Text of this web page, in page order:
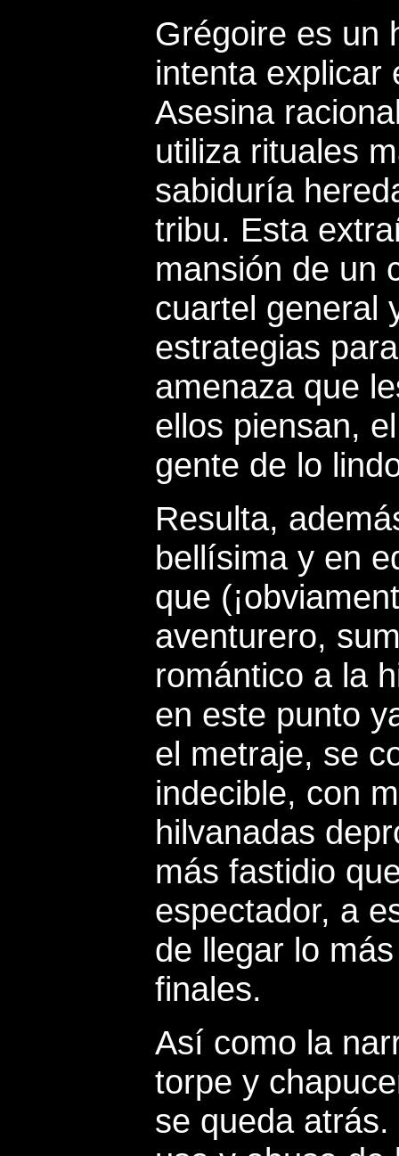
Grégoire es un
intenta explicar
Asesina
utiliza rituales
sabiduría
tribu. Esta
mansión de un
cuartel general
estrategias
amenaza que
ellos piensan,
gente de lo
Resulta,
bellísima y en
que
aventurero,
romántico a la
en este punto
el metraje, se
indecible, con
hilvanadas
más fastidio
espectador, a
de llegar lo
finales.
Así como la
torpe y
se queda